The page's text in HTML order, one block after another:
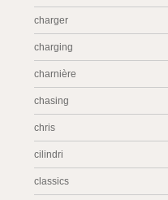
charger
charging
charnière
chasing
chris
cilindri
classics